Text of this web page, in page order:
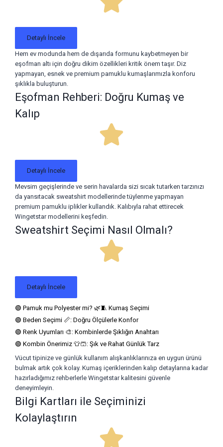
Detaylı İncele
Hem ev modunda hem de dışarıda formunu kaybetmeyen bir
eşofman altı için doğru dikim özellikleri kritik önem taşır. Diz
yapmayan, esnek ve premium pamuklu kumaşlarımızla konforu
şıklıkla buluşturun.
Eşofman Rehberi: Doğru Kumaş ve
Kalıp
Detaylı İncele
Mevsim geçişlerinde ve serin havalarda sizi sıcak tutarken tarzınızı
da yansıtacak sweatshirt modellerinde tüylenme yapmayan
premium pamuklu iplikler kullandık. Kalıbıyla rahat ettirecek
Wingetstar modellerini keşfedin.
Sweatshirt Seçimi Nasıl Olmalı?
Detaylı İncele
🟢 Pamuk mu Polyester mi? 🌿🧵 Kumaş Seçimi
🟢 Beden Seçimi 📏: Doğru Ölçülerle Konfor
🟢 Renk Uyumları 🎨: Kombinlerde Şıklığın Anahtarı
🟢 Kombin Önerimiz 👕🩳: Şık ve Rahat Günlük Tarz
Vücut tipinize ve günlük kullanım alışkanlıklarınıza en uygun ürünü
bulmak artık çok kolay. Kumaş içeriklerinden kalıp detaylarına kadar
hazırladığımız rehberlerle Wingetstar kalitesini güvenle
deneyimleyin.
Bilgi Kartları ile Seçiminizi
Kolaylaştırın